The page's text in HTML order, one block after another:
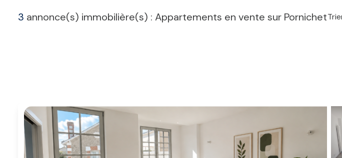
3 annonce(s) immobilière(s) : Appartements en vente sur Pornichet